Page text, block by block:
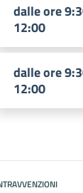
dalle ore
12:00
dalle ore
12:00